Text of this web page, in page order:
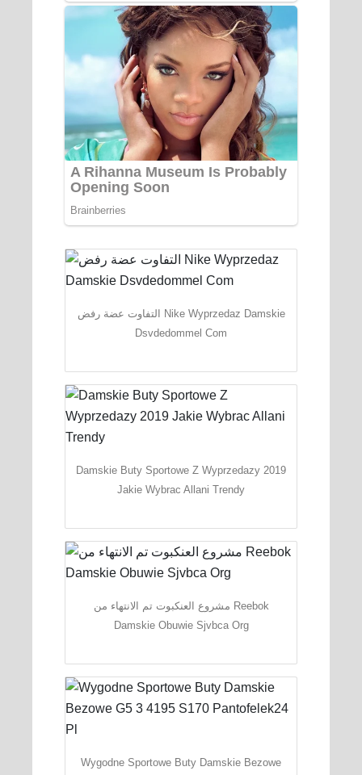
التفاوت عضة رفض Nike Wyprzedaz Damskie
Dsvdedommel Com
Damskie Buty Sportowe Z Wyprzedazy 2019
Jakie Wybrac Allani Trendy
مشروع العنكبوت تم الانتهاء من Reebok
Damskie Obuwie Sjvbca Org
Wygodne Sportowe Buty Damskie Bezowe